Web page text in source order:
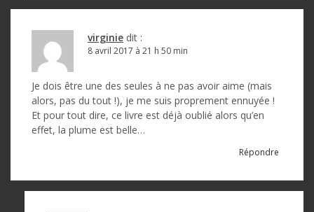
virginie dit :
8 avril 2017 à 21 h 50 min
Je dois être une des seules à ne pas avoir aime (mais
alors, pas du tout !), je me suis proprement ennuyée !
Et pour tout dire, ce livre est déjà oublié alors qu’en
effet, la plume est belle…
Répondre